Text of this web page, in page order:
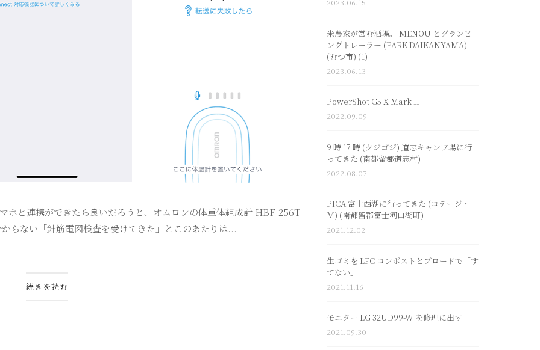
ホと連携ができたら良いだろうと、オムロンの体重体組成計 HBF-256T
らない「針筋電図検査を受けてきた」とこのあたりは...
続きを読む
2023.06.15
米農家が営む酒場。 MENOU とグランピ
ングトレーラー (PARK DAIKANYAMA)
(むつ市) (1)
2023.06.13
PowerShot G5 X Mark II
2022.09.09
9 時 17 時 (クジゴジ) 道志キャンプ場に行
ってきた (南都留郡道志村)
2022.08.07
PICA 富士西湖に行ってきた (コテージ・
M) (南都留郡富士河口湖町)
2021.12.02
生ゴミを LFC コンポストとブロードで「す
てない」
2021.11.16
モニター LG 32UD99-W を修理に出す
2021.09.30